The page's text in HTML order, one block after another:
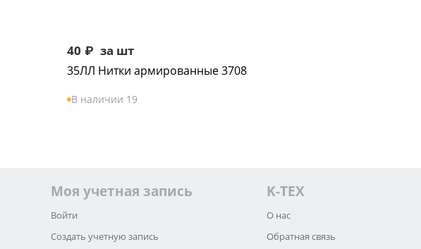
40 ₽ за шт
35ЛЛ Нитки армированные 3708
В наличии 19
Моя учетная запись
Войти
Создать учетную запись
K-TEX
О нас
Обратная связь